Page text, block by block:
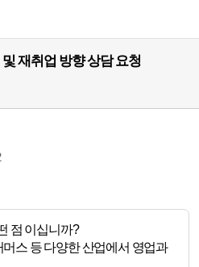
재취업 방향 상담 요청
점 이십니까?
머스 등 다양한 산업에서 영업과